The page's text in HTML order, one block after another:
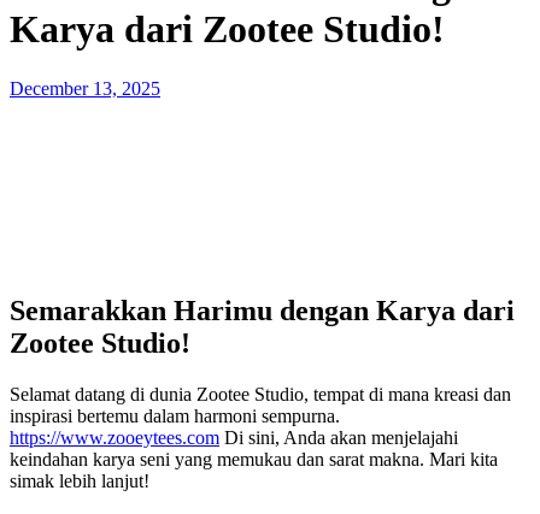
Karya dari Zootee Studio!
Posted
December 13, 2025
Semarakkan Harimu dengan Karya dari
Zootee Studio!
Selamat datang di dunia Zootee Studio, tempat di mana kreasi dan
inspirasi bertemu dalam harmoni sempurna.
https://www.zooeytees.com Di sini, Anda akan menjelajahi
keindahan karya seni yang memukau dan sarat makna. Mari kita
simak lebih lanjut!